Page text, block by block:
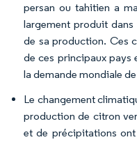
persan ou tahitien a
largement produit
de sa production. Ces
de ces principaux pays
la demande mondiale
Le changement
production de citron
et de précipitations